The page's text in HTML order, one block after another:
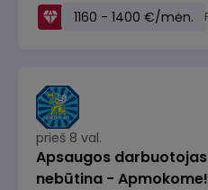
1160 - 1400 €/mėn.
prieš 8 val.
Apsaugos
nebūtina - Apmokome!